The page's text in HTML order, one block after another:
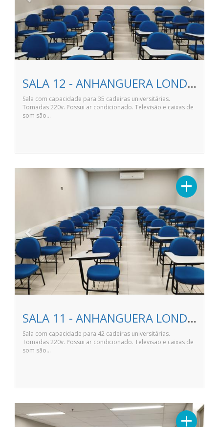
SALA 12 - ANHANGUERA LONDRINA NORTE SHOPPING
Sala com capacidade para 35 cadeiras universitárias.
Tomadas 220v. Possui ar condicionado. Televisão e caixas de
som são…
+
Previous Next
SALA 11 - ANHANGUERA LONDRINA NORTE SHOPPING
Sala com capacidade para 42 cadeiras universitárias.
Tomadas 220v. Possui ar condicionado. Televisão e caixas de
som são…
+
Previous Next